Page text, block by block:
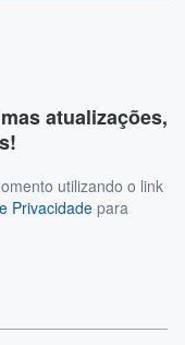
atualizações,
utilizando o link
Privacidade para